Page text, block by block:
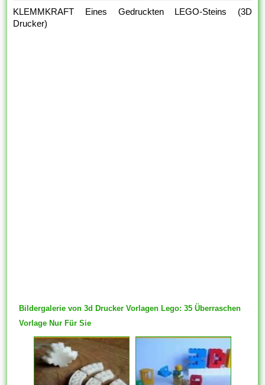
KLEMMKRAFT Eines Gedruckten LEGO-Steins (3D
Drucker)
Bildergalerie von 3d Drucker Vorlagen Lego: 35 Überraschen
Vorlage Nur Für Sie